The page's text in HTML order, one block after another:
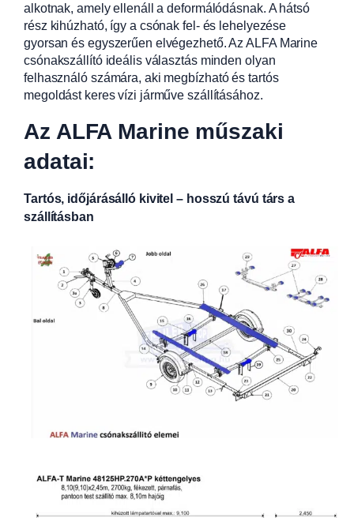
alkotnak, amely ellenáll a deformálódásnak. A hátsó
rész kihúzható, így a csónak fel- és lehelyezése
gyorsan és egyszerűen elvégezhető. Az ALFA Marine
csónakszállító ideális választás minden olyan
felhasználó számára, aki megbízható és tartós
megoldást keres vízi járműve szállításához.
Az ALFA Marine műszaki
adatai:
Tartós, időjárásálló kivitel – hosszú távú társ a
szállításban